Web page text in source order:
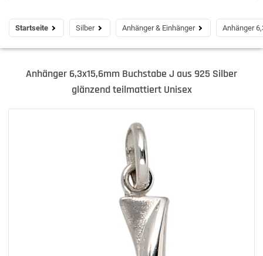
Startseite Silber Anhänger & Einhänger Anhänger
Anhänger 6,3x15,6mm Buchstabe J aus 925 Silber
glänzend teilmattiert Unisex